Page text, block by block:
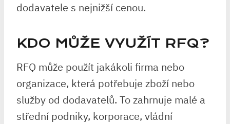
dodavatele s nejnižší cenou.
KDO MŮŽE VYUŽÍT RFQ?
RFQ může použít jakákoli firma nebo
organizace, která potřebuje zboží nebo
služby od dodavatelů. To zahrnuje malé a
střední podniky, korporace, vládní